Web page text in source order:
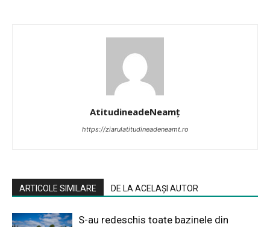
AtitudineadeNeamț
https://ziarulatitudineadeneamt.ro
ARTICOLE SIMILARE DE LA ACELAȘI AUTOR
S-au redeschis toate bazinele din